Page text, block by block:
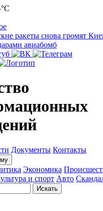
ракеты снова громят
авиабомб
Документы Контакты
Экономика
и спорт Авто